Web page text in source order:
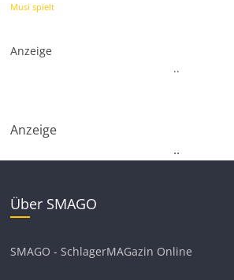
Musi spielt
Anzeige
..
Anzeige
..
Über SMAGO
SMAGO - SchlagerMAGazin Online